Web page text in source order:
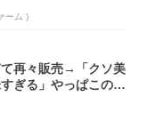
ーム )
再々販売→「クソ美
ぎる」やっぱこのク